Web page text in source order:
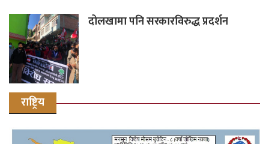
दोलखामा पनि सरकारविरुद्ध प्रदर्शन
राष्ट्रिय